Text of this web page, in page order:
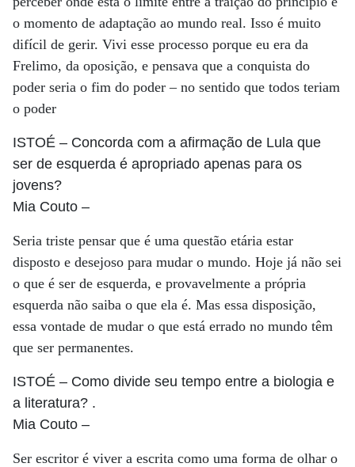
o momento de adaptação ao mundo real. Isso é muito
difícil de gerir. Vivi esse processo porque eu era da
Frelimo, da oposição, e pensava que a conquista do
poder seria o fim do poder – no sentido que todos teriam
o poder
ISTOÉ – Concorda com a afirmação de Lula que
ser de esquerda é apropriado apenas para os
jovens?
Mia Couto –
Seria triste pensar que é uma questão etária estar
disposto e desejoso para mudar o mundo. Hoje já não sei
o que é ser de esquerda, e provavelmente a própria
esquerda não saiba o que ela é. Mas essa disposição,
essa vontade de mudar o que está errado no mundo têm
que ser permanentes.
ISTOÉ – Como divide seu tempo entre a biologia e
a literatura? .
Mia Couto –
Ser escritor é viver a escrita como uma forma de olhar o